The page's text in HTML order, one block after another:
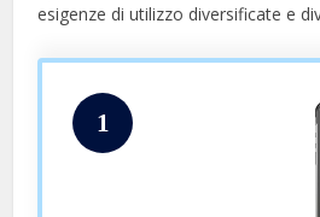
esigenze di utilizzo diversificate e
1